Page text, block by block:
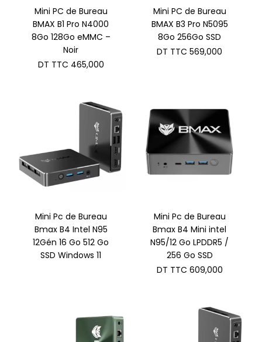
Mini PC de Bureau
BMAX B1 Pro N4000
8Go 128Go eMMC –
Noir
DT TTC 465,000
Mini PC de Bureau
BMAX B3 Pro N5095
8Go 256Go SSD
DT TTC 569,000
Mini Pc de Bureau
Bmax B4 Intel N95
12Gén 16 Go 512 Go
SSD Windows 11
Mini Pc de Bureau
Bmax B4 Mini intel
N95/12 Go LPDDR5 /
256 Go SSD
DT TTC 609,000